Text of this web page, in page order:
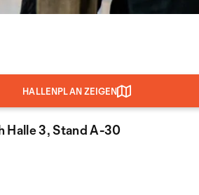
HALLENPLAN ZEIGEN
Halle 3, Stand A-30